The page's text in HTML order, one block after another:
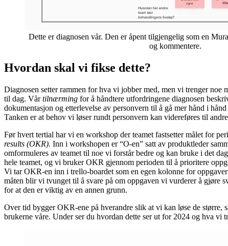
Dette er diagnosen vår. Den er åpent tilgjengelig som en
og kommentere.
Hvordan skal vi fikse dette?
Diagnosen setter rammen for hva vi jobber med, men vi trenger noe
til dag. Vårtilnærming for å håndtere utfordringene diagnosen
dokumentasjon og etterlevelse av personvern til å gå mer hånd i
Tanken er at behov vi løser rundt personvern kan videreføres til
Før hvert tertial har vi en workshop der teamet fastsetter målet for
results (OKR). Inn i workshopen er “O-en” satt av produktleder
omformuleres av teamet til noe vi forstår bedre og kan bruke i det
hele teamet, og vi bruker OKR gjennom perioden til å prioritere
Vi tar OKR-en inn i trello-boardet som en egen kolonne for
måten blir vi tvunget til å svare på om oppgaven vi vurderer å gjøre
for at den er viktig av en annen grunn.
Over tid bygger OKR-ene på hverandre slik at vi kan løse de større,
brukerne våre. Under ser du hvordan dette ser ut for 2024 og hva vi